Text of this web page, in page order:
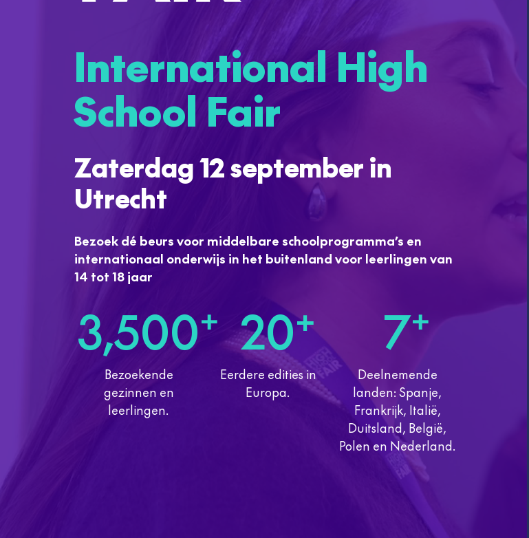
International High
School Fair
Zaterdag 12 september in
Utrecht
Bezoek dé beurs voor middelbare schoolprogramma’s en
internationaal onderwijs in het buitenland voor leerlingen van
14 tot 18 jaar
3,500+
Bezoekende
gezinnen en
leerlingen.
20+
Eerdere edities in
Europa.
7+
Deelnemende
landen: Spanje,
Frankrijk, Italië,
Duitsland, België,
Polen en Nederland.